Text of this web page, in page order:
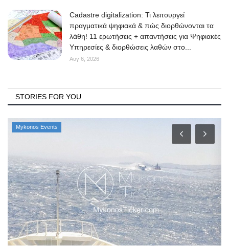
Cadastre digitalization: Τι λειτουργεί
πραγματικά ψηφιακά & πώς διορθώνονται τα
λάθη! 11 ερωτήσεις + απαντήσεις για Ψηφιακές
Υπηρεσίες & διορθώσεις λαθών στο...
Αυγ 6, 2026
STORIES FOR YOU
Mykonos Events